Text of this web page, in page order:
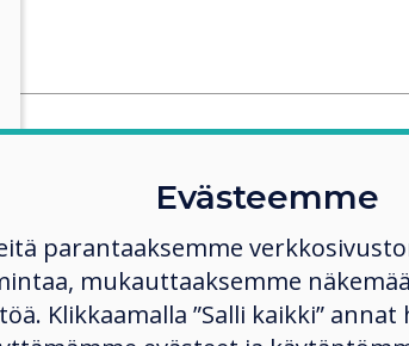
system, with
conditions
Because
Evästeemme
parantaaksemme
mukauttaaksemme
Klikkaamalla ”Salli kaikki”